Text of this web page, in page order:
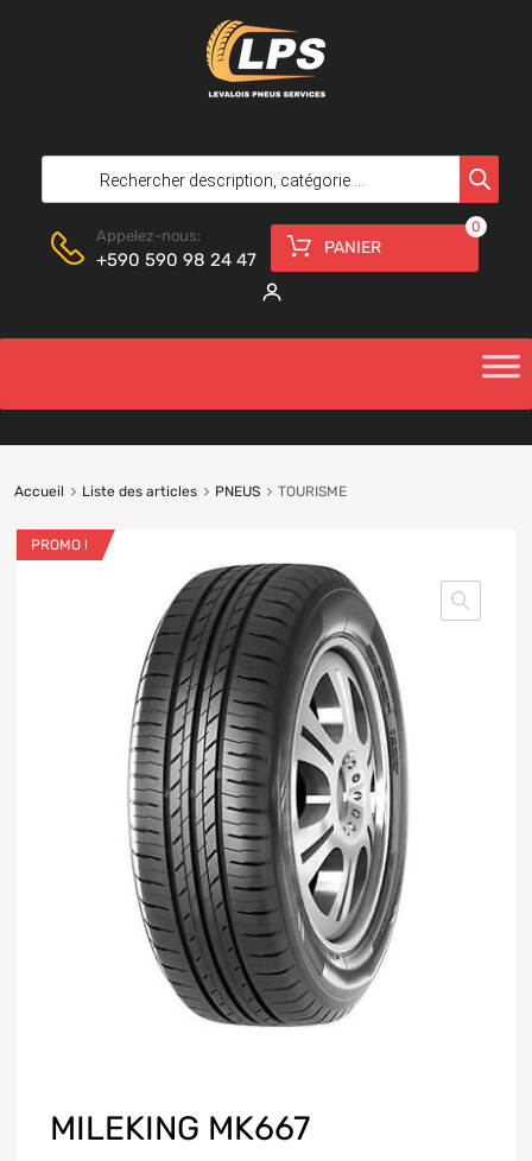
Appelez-nous:
+590 590 98 24 47
PANIER
0
Accueil Liste des articles PNEUS TOURISME
PROMO !
MILEKING MK667